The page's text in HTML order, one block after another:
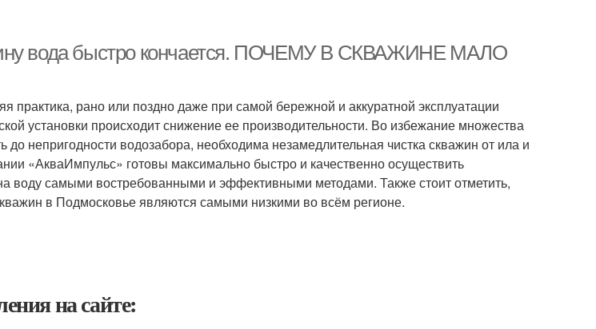
вода быстро кончается. ПОЧЕМУ В СКВАЖИНЕ МАЛО
практика, рано или поздно даже при самой бережной и аккуратной эксплуатации
установки происходит снижение ее производительности. Во избежание множества
до непригодности водозабора, необходима незамедлительная чистка скважин от ила и
«АкваИмпульс» готовы максимально быстро и качественно осуществить
воду самыми востребованными и эффективными методами. Также стоит отметить,
в Подмосковье являются самыми низкими во всём регионе.
на сайте: